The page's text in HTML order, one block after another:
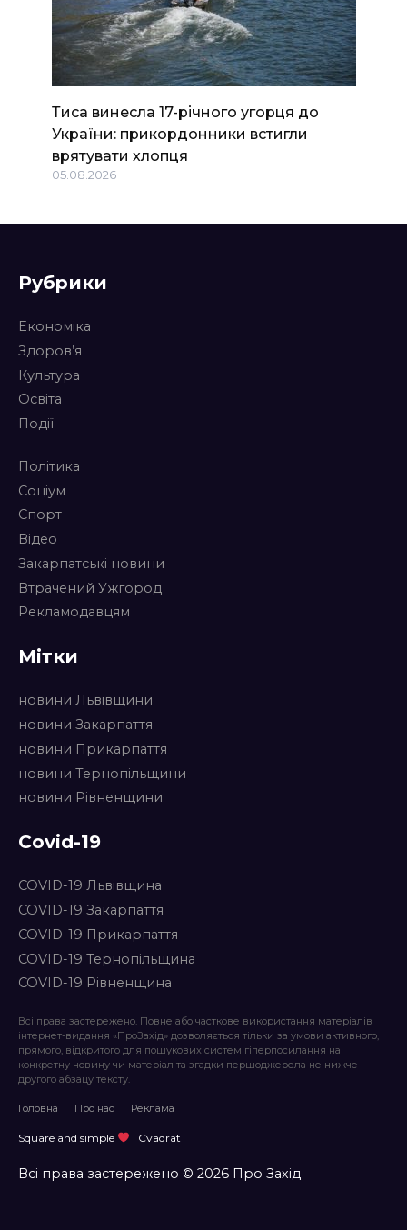
Тиса винесла 17-річного угорця до
України: прикордонники встигли
врятувати хлопця
05.08.2026
Рубрики
Економіка
Здоров’я
Культура
Освіта
Події
Політика
Соціум
Спорт
Відео
Закарпатські новини
Втрачений Ужгород
Рекламодавцям
Мітки
новини Львівщини
новини Закарпаття
новини Прикарпаття
новини Тернопільщини
новини Рівненщини
Covid-19
COVID-19 Львівщина
COVID-19 Закарпаття
COVID-19 Прикарпаття
COVID-19 Тернопільщина
COVID-19 Рівненщина
Всі права застережено. Повне або часткове використання матеріалів
інтернет-видання «ПроЗахід» дозволяється тільки за умови активного,
прямого, відкритого для пошукових систем гіперпосилання на
конкретну новину чи матеріал та згадки першоджерела не нижче
другого абзацу тексту.
Головна Про нас Реклама
Square and simple | Cvadrat
Всі права застережено © 2026 Про Захід